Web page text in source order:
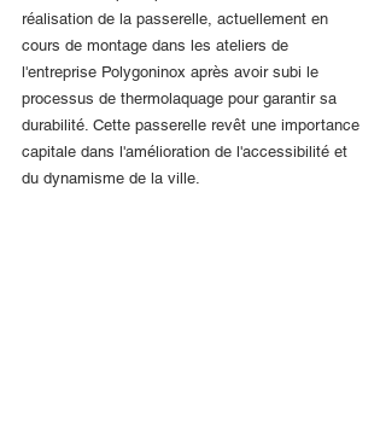
réalisation de la passerelle, actuellement en
cours de montage dans les ateliers de
l'entreprise Polygoninox après avoir subi le
processus de thermolaquage pour garantir sa
durabilité. Cette passerelle revêt une importance
capitale dans l'amélioration de l'accessibilité et
du dynamisme de la ville.